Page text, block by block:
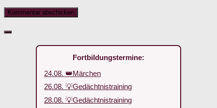
Fortbildungstermine:
24.08. 👑Märchen
26.08. 💡Gedächtnistraining
28.08. 💡Gedächtnistraining